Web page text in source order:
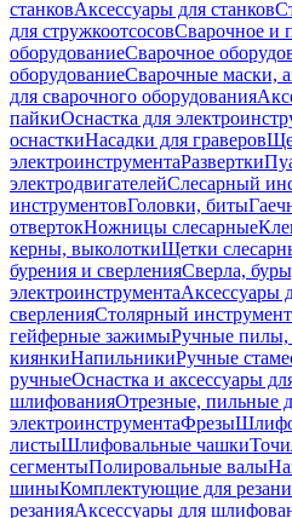
станковАксессуары для станков
для стружкоотсосовСварочное и
оборудованиеСварочное
оборудованиеСварочные маски,
для сварочного оборудования
пайкиОснастка для
оснасткиНасадки для граверов
электроинструментаРазвертки
электродвигателейСлесарный
инструментовГоловки, биты
отвертокНожницы слесарные
керны, выколоткиЩетки
бурения и сверленияСверла,
электроинструментаАксессуары
сверленияСтолярный инструмент
гейферные зажимыРучные пилы,
киянкиНапильникиРучные
ручныеОснастка и аксессуары
шлифованияОтрезные, пильные
электроинструментаФрезы
листыШлифовальные чашки
сегментыПолировальные валы
шиныКомплектующие для
резанияАксессуары для